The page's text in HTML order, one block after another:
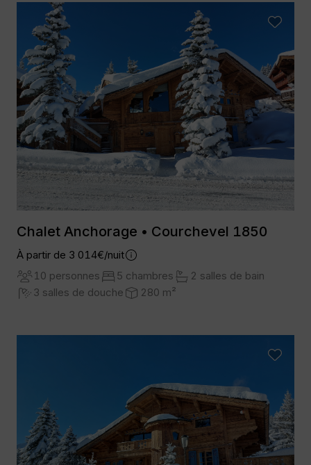
Chalet Anchorage • Courchevel 1850
À partir de 3 014€/nuit
10 personnes
5 chambres
2 salles de bain
3 salles de douche
280 m²